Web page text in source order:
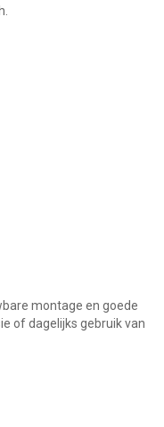
montage en goede
of dagelijks gebruik van